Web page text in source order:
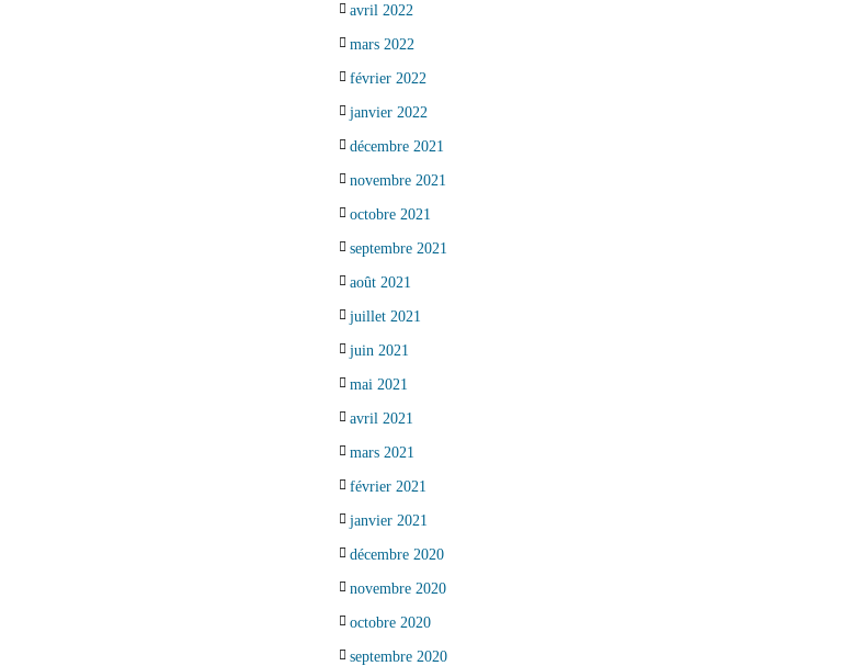
avril 2022
mars 2022
février 2022
janvier 2022
décembre 2021
novembre 2021
octobre 2021
septembre 2021
août 2021
juillet 2021
juin 2021
mai 2021
avril 2021
mars 2021
février 2021
janvier 2021
décembre 2020
novembre 2020
octobre 2020
septembre 2020